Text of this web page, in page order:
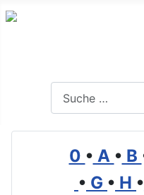
0 • A • B
• G • H •